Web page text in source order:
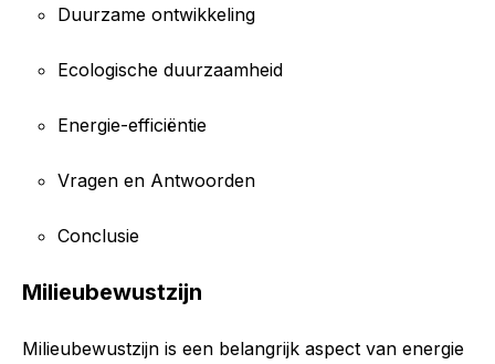
Duurzame ontwikkeling
Ecologische duurzaamheid
Energie-efficiëntie
Vragen en Antwoorden
Conclusie
Milieubewustzijn
Milieubewustzijn is een belangrijk aspect van energie